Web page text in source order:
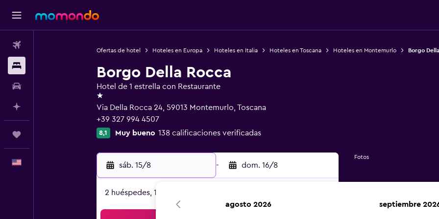
Ofertas de hotel Hoteles en Europa Hoteles en Italia Hoteles en Toscana Hoteles en Montemurlo Borgo
Borgo Della Rocca
Hotel de 1 estrella con Restaurante
1 estrella
Via Della Rocca 24, 59013 Montemurlo, Toscana
+39 327 994 4507
8,1 Muy bueno 138 calificaciones verificadas
sáb. 15/8 - dom. 16/8
2 huéspedes, 1 habitación
Fotos
agosto 2026 septiembre